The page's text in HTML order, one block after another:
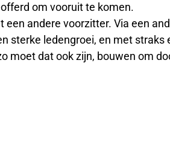
om vooruit te komen.
een andere voorzitter. Via een
sterke ledengroei, en met straks
moet dat ook zijn, bouwen om